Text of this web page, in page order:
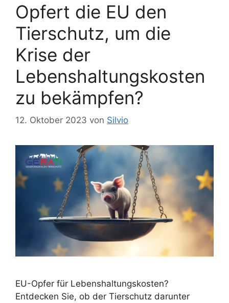
Opfert die EU den
Tierschutz, um die
Krise der
Lebenshaltungskosten
zu bekämpfen?
12. Oktober 2023 von Silvio
EU-Opfer für Lebenshaltungskosten?
Entdecken Sie, ob der Tierschutz darunter